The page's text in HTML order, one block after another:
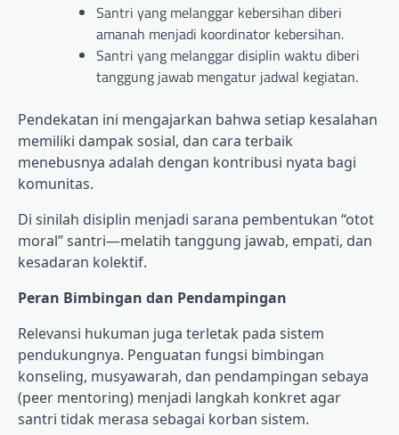
Santri yang melanggar kebersihan diberi
amanah menjadi koordinator kebersihan.
Santri yang melanggar disiplin waktu diberi
tanggung jawab mengatur jadwal kegiatan.
Pendekatan ini mengajarkan bahwa setiap kesalahan
memiliki dampak sosial, dan cara terbaik
menebusnya adalah dengan kontribusi nyata bagi
komunitas.
Di sinilah disiplin menjadi sarana pembentukan “otot
moral” santri—melatih tanggung jawab, empati, dan
kesadaran kolektif.
Peran Bimbingan dan Pendampingan
Relevansi hukuman juga terletak pada sistem
pendukungnya. Penguatan fungsi bimbingan
konseling, musyawarah, dan pendampingan sebaya
(peer mentoring) menjadi langkah konkret agar
santri tidak merasa sebagai korban sistem.